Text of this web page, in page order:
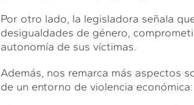
Por otro lado, la legisladora señala
desigualdades de género,
autonomía de sus víctimas.
Además, nos remarca más aspectos
de un entorno de violencia económica: